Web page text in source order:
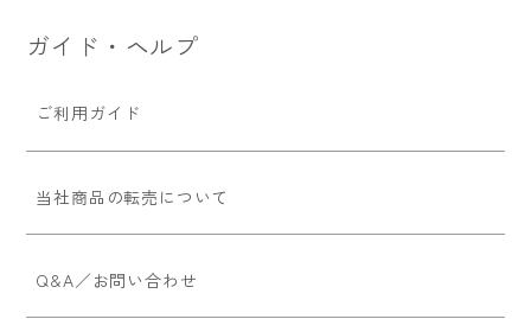
ガイド・ヘルプ
ご利用ガイド
当社商品の転売について
Q&A／お問い合わせ